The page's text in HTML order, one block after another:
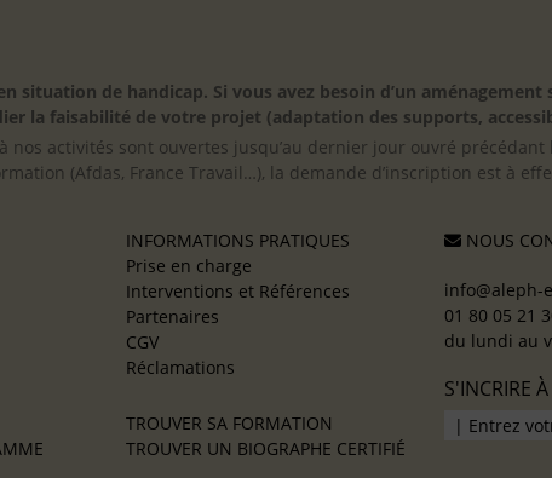
situation de handicap. Si vous avez besoin d’un
la faisabilité de votre projet (adaptation des supports,
nos activités sont ouvertes jusqu’au dernier jour ouvré précédant
(Afdas, France Travail…), la demande d’inscription est à
INFORMATIONS PRATIQUES
Prise en charge
Interventions et Références
Partenaires
CGV
Réclamations
TROUVER SA FORMATION
TROUVER UN BIOGRAPHE CERTIFIÉ
NOUS
info@aleph-
01 80 05 21
du lundi au
S'INCRIRE